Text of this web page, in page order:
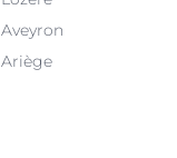
Aveyron
Ariège